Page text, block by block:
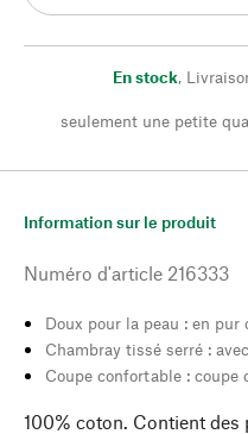
En stock,
seulement une petite
Information sur le produit
Numéro d'article 216333
Doux pour la peau : en pur
Chambray tissé serré :
Coupe confortable : coupe
100% coton. Contient